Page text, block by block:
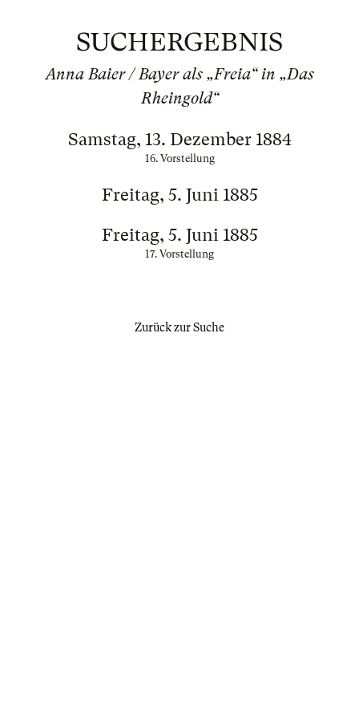
SUCHERGEBNIS
Anna Baier / Bayer als „Freia“ in „Das
Rheingold“
Samstag, 13. Dezember 1884
16. Vorstellung
Freitag, 5. Juni 1885
Freitag, 5. Juni 1885
17. Vorstellung
Zurück zur Suche